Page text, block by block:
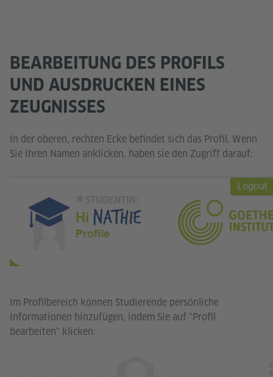
BEARBEITUNG DES PROFILS
UND AUSDRUCKEN EINES
ZEUGNISSES
In der oberen, rechten Ecke befindet sich das Profil. Wenn
Sie Ihren Namen anklicken, haben sie den Zugriff darauf:
Im Profilbereich können Studierende persönliche
Informationen hinzufügen, indem Sie auf "Profil
bearbeiten" klicken: